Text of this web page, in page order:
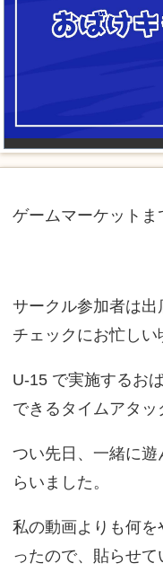
ゲームマーケットま
サークル参加者は
チェックにお忙しい
U-15 で実施するお
できるタイムアタッ
つい先日、一緒に
らいました。
私の動画よりも何
ったので、貼らせて